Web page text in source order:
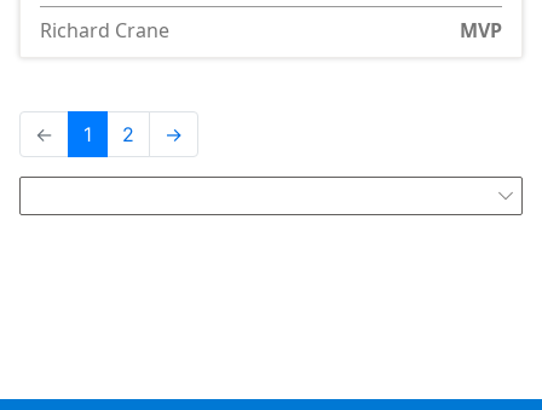
Richard Crane MVP
← 1 2 →
